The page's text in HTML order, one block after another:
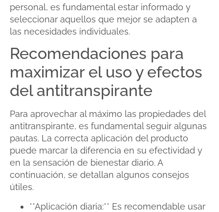
personal, es fundamental estar informado y
seleccionar aquellos que mejor se adapten a
las necesidades individuales.
Recomendaciones para
maximizar el uso y efectos
del antitranspirante
Para aprovechar al máximo las propiedades del
antitranspirante, es fundamental seguir algunas
pautas. La correcta aplicación del producto
puede marcar la diferencia en su efectividad y
en la sensación de bienestar diario. A
continuación, se detallan algunos consejos
útiles.
**Aplicación diaria:** Es recomendable usar